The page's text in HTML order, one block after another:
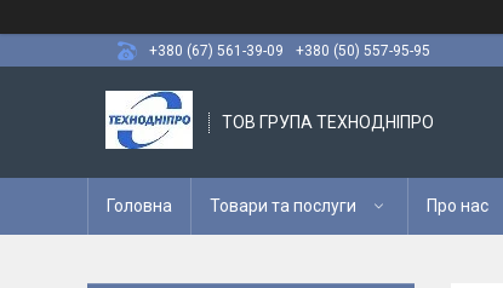
+380 (67) 561-39-09
+380 (50) 557-95-95
ТОВ ГРУПА ТЕХНОДНІПРО
Головна Товари та послуги Про нас